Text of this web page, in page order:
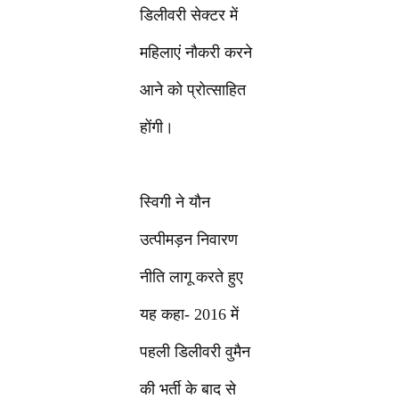
डिलीवरी सेक्टर में
महिलाएं नौकरी करने
आने को प्रोत्साहित
होंगी।
स्विगी ने यौन
उत्पीमड़न निवारण
नीति लागू करते हुए
यह कहा- 2016 में
पहली डिलीवरी वुमैन
की भर्ती के बाद से